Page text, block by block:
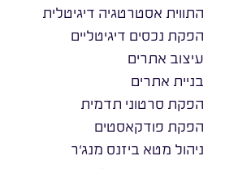
התווית אסטרטגיה דיגיטלית
הפקת נכסים דיגיטליים
עיצוב אתרים
בניית אתרים
הפקת סרטוני תדמית
הפקת פודקאסטים
ניהול מטא ביזנס מנג׳ר